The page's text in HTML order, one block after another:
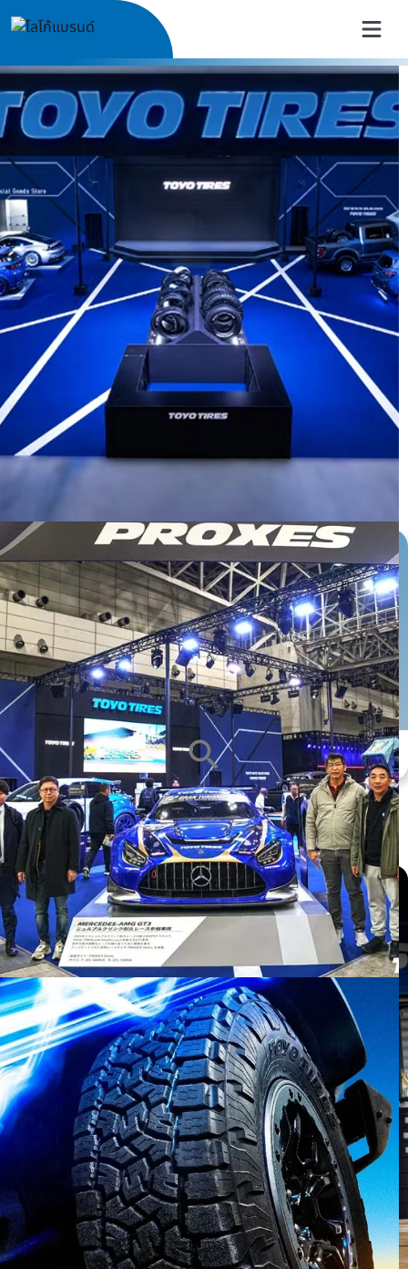
TOYO TIRES Thailand | ยา
หน้ายาง
ALL
ซีรีส์ยาง
ALL
ขนาดกะทะล้อ
ALL
search
แกลเลอรี่